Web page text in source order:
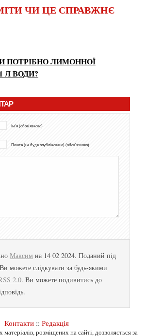
ПОТРІБНО ЛИМОННОЇ
Л ВОДИ?
Ім'я (обов'язково)
Пошта (не буде опубліковано) (обов'язково)
Максим на 14 02 2024. Поданий під
можете слідкувати за будь-якими
2.0. Ви можете подивитись до
Контакти:: Редакція